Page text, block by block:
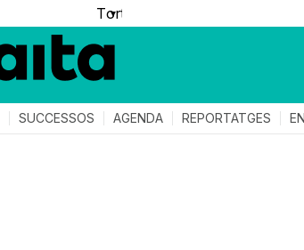
▼
SUCCESSOS AGENDA REPORTATGES